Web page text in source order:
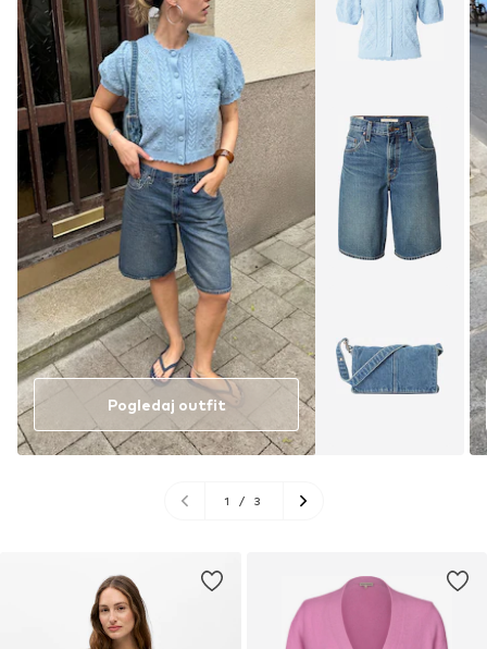
Pogledaj outfit
1 / 3